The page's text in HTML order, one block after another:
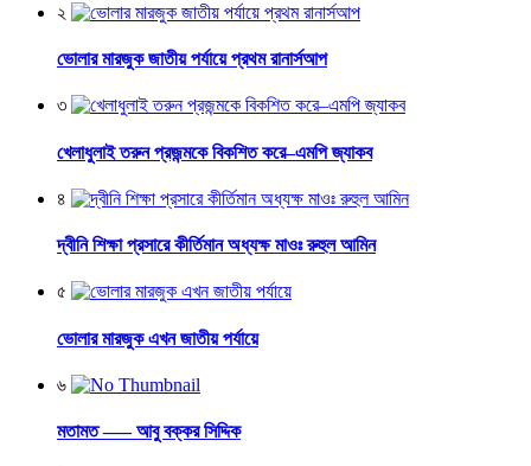
২
ভোলার মারজুক জাতীয় পর্যায়ে প্রথম রানার্সআপ
৩
খেলাধুলাই তরুন প্রজন্মকে বিকশিত করে–এমপি জ্যাকব
৪
দ্বীনি শিক্ষা প্রসারে কীর্তিমান অধ্যক্ষ মাওঃ রুহুল আমিন
৫
ভোলার মারজুক এখন জাতীয় পর্যায়ে
৬
মতামত —– আবু বক্কর সিদ্দিক